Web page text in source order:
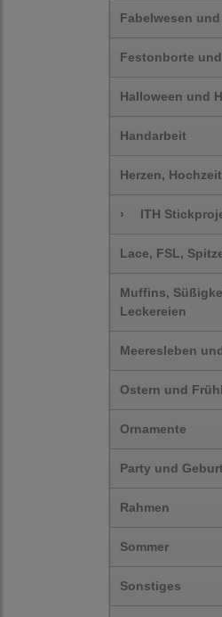
Fabelwesen
Festonborte
Halloween und
Handarbeit
Herzen,
› ITH
Lace, FSL,
Muffins,
Leckereien
Meeresleben
Ostern und
Ornamente
Party und
Rahmen
Sommer
Sonstiges